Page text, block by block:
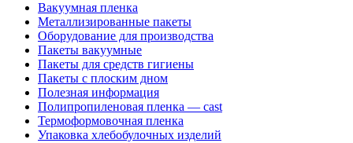
Вакуумная пленка
Металлизированные пакеты
Оборудование для производства
Пакеты вакуумные
Пакеты для средств гигиены
Пакеты с плоским дном
Полезная информация
Полипропиленовая пленка — cast
Термоформовочная пленка
Упаковка хлебобулочных изделий